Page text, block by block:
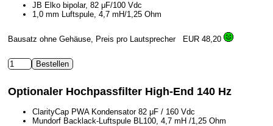
JB Elko bipolar, 82 μF/100 Vdc
1,0 mm Luftspule, 4,7 mH/1,25 Ohm
Bausatz ohne Gehäuse, Preis pro Lautsprecher EUR 48,20
Optionaler Hochpassfilter High-End 140 Hz
ClarityCap PWA Kondensator 82 μF / 160 Vdc
Mundorf Backlack-Luftspule BL100, 4,7 mH /1,25 Ohm